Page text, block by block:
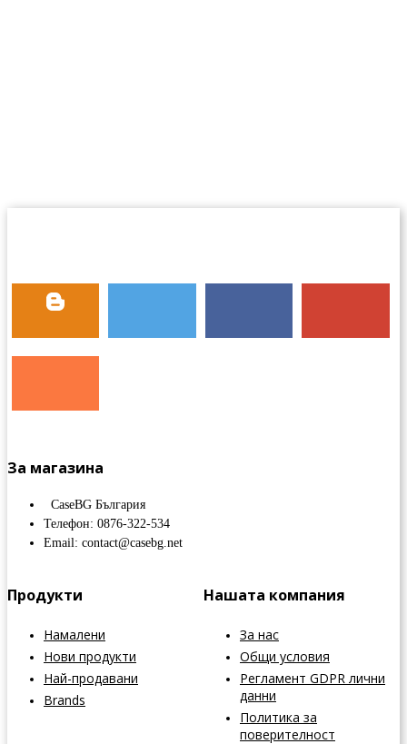
За магазина
CaseBG България
Телефон: 0876-322-534
Email: contact@casebg.net
Продукти
Намалени
Нови продукти
Най-продавани
Brands
Нашата компания
За нас
Общи условия
Регламент GDPR лични
данни
Политика за
поверителност